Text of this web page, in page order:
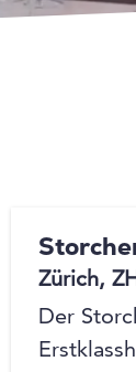
Zürich,
Der